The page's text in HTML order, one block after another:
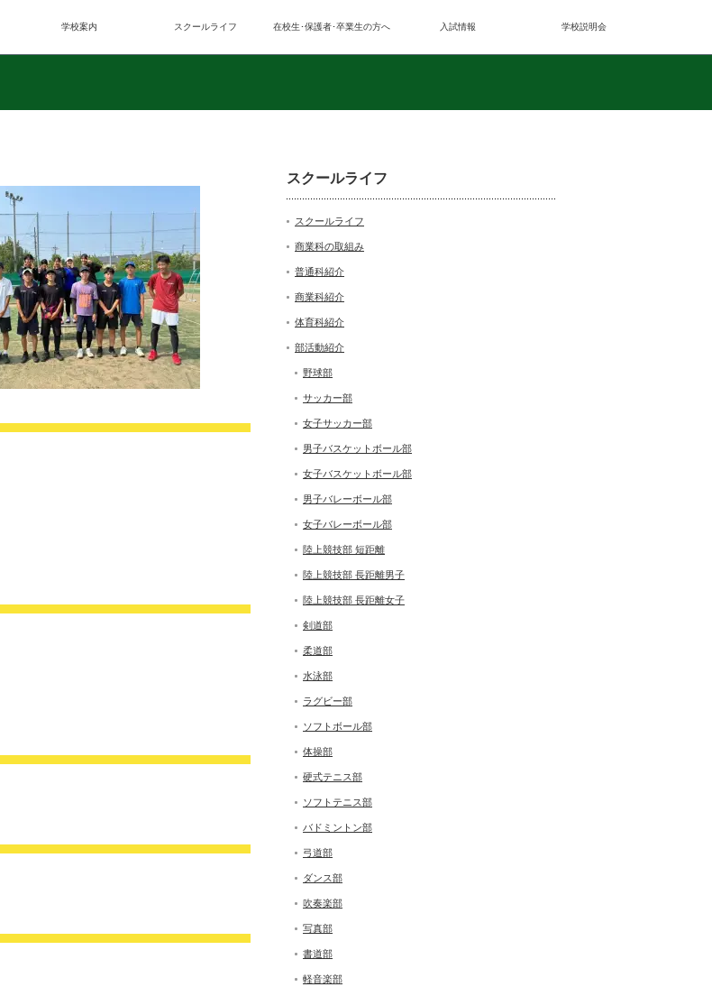
学校案内 スクールライフ 在校生･保護者･卒業生の方へ 入試情報 学校説明会
スクールライフ
スクールライフ
商業科の取組み
普通科紹介
商業科紹介
体育科紹介
部活動紹介
野球部
サッカー部
女子サッカー部
男子バスケットボール部
女子バスケットボール部
男子バレーボール部
女子バレーボール部
陸上競技部 短距離
陸上競技部 長距離男子
陸上競技部 長距離女子
剣道部
柔道部
水泳部
ラグビー部
ソフトボール部
体操部
硬式テニス部
ソフトテニス部
バドミントン部
弓道部
ダンス部
吹奏楽部
写真部
書道部
軽音楽部